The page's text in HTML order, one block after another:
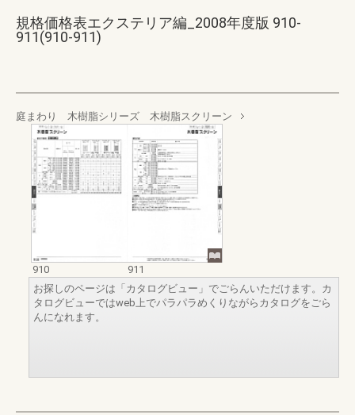
規格価格表エクステリア編_2008年度版 910-
911(910-911)
庭まわり 木樹脂シリーズ 木樹脂スクリーン
910
911
お探しのページは「カタログビュー」でごらんいただけます。カ
タログビューではweb上でパラパラめくりながらカタログをごら
んになれます。